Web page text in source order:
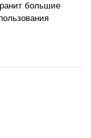
большие